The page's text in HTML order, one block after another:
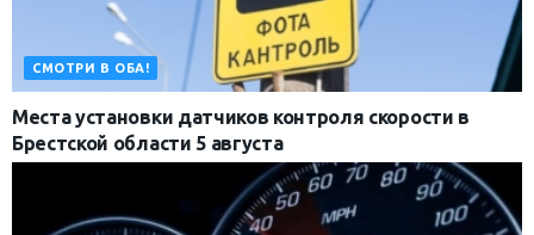
СМОТРИ В ОБА!
Места установки датчиков контроля скорости в
Брестской области 5 августа